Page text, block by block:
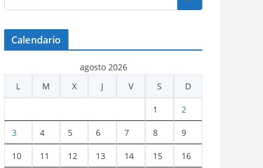
Calendario
agosto 2026
L
M X J V S D
1 2
3 4 5 6 7 8 9
10 11 12 13 14 15 16